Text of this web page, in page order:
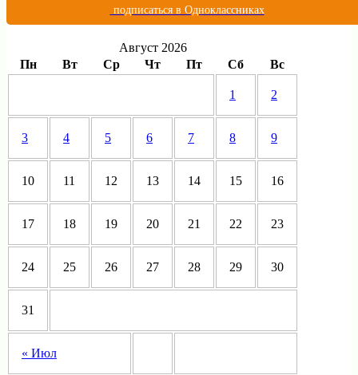
подписаться в Одноклассниках
Август 2026
Пн
Вт Ср Чт Пт Сб Вс
« Июл
1 2
3 4 5 6 7 8 9
10 11 12 13 14 15 16
17 18 19 20 21 22 23
24 25 26 27 28 29 30
31